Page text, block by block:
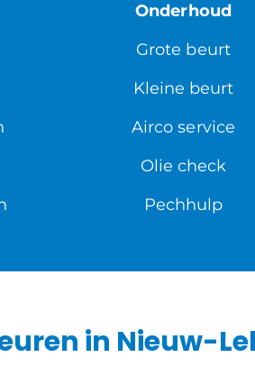
Onderhoud
Grote beurt
Kleine beurt
Airco service
Olie check
Pechhulp
in Nieuw-